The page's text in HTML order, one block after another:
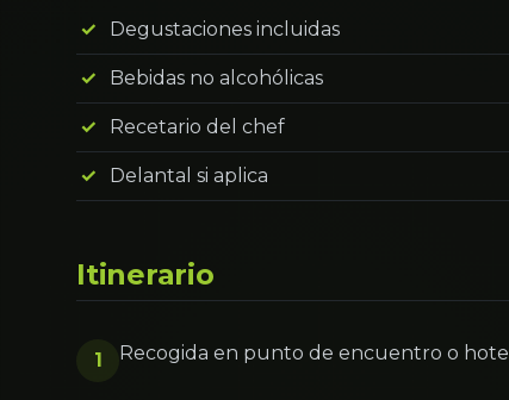
Degustaciones incluidas
Bebidas no alcohólicas
Recetario del chef
Delantal si aplica
Itinerario
1 Recogida en punto de encuentro o hotel